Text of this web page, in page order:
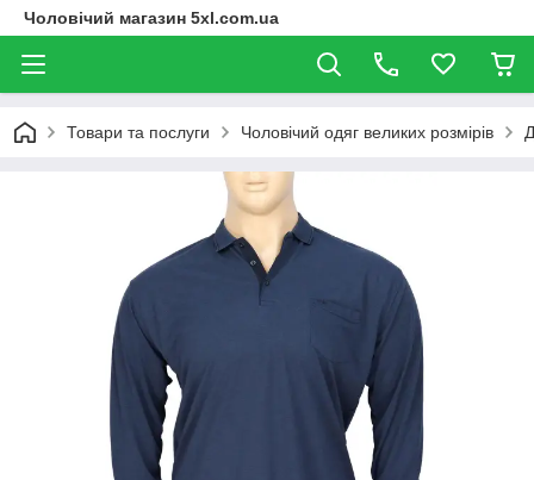
Чоловічий магазин 5xl.com.ua
Товари та послуги Чоловічий одяг великих розмірів